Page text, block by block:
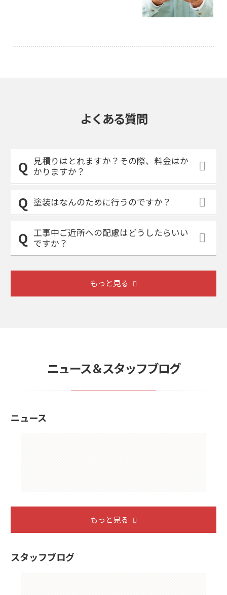
よくある質問
見積りはとれますか？その際、料金はか
かりますか？
塗装はなんのために行うのですか？
工事中ご近所への配慮はどうしたらいい
ですか？
もっと見る
ニュース＆スタッフブログ
ニュース
もっと見る
スタッフブログ